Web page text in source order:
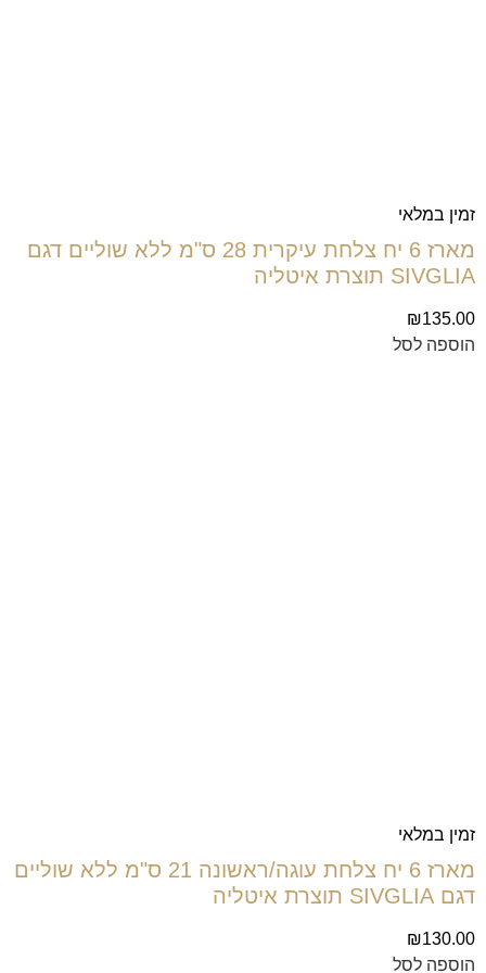
זמין במלאי
מארז 6 יח צלחת עיקרית 28 ס"מ ללא שוליים דגם
SIVGLIA תוצרת איטליה
₪135.00
הוספה לסל
זמין במלאי
מארז 6 יח צלחת עוגה/ראשונה 21 ס"מ ללא שוליים
דגם SIVGLIA תוצרת איטליה
₪130.00
הוספה לסל